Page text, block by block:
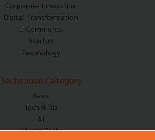
Corporate Innovation
Digital Transformation
E-Commerce
Startup
Technology
Techsauce Category
News
Tech & Biz
AI
HealthTech